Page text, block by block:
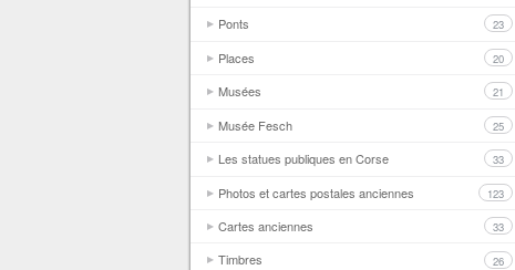
Ponts 23
Places 20
Musées 21
Musée Fesch 25
Les statues publiques en Corse 33
Photos et cartes postales anciennes 123
Cartes anciennes 33
Timbres 26